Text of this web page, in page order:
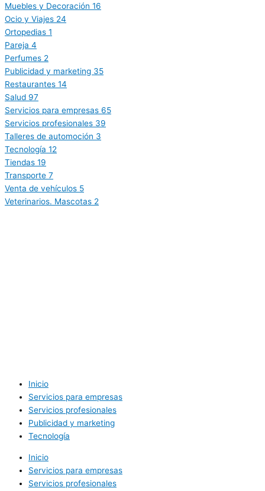
Muebles y Decoración 16
Ocio y Viajes 24
Ortopedias 1
Pareja 4
Perfumes 2
Publicidad y marketing 35
Restaurantes 14
Salud 97
Servicios para empresas 65
Servicios profesionales 39
Talleres de automoción 3
Tecnología 12
Tiendas 19
Transporte 7
Venta de vehículos 5
Veterinarios. Mascotas 2
Inicio
Servicios para empresas
Servicios profesionales
Publicidad y marketing
Tecnología
Inicio
Servicios para empresas
Servicios profesionales